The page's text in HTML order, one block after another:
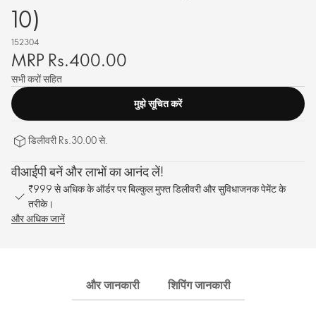
10)
152304
MRP Rs.400.00
सभी करों सहित
मुझे सूचित करें
डिलीवरी Rs.30.00 से.
वीआईपी बनें और लाभों का आनंद लें!
₹999 से अधिक के ऑर्डर पर बिल्कुल मुफ्त डिलीवरी और सुविधाजनक पेमेंट के
तरीके।
और अधिक जानें
और जानकारी शिपिंग जानकारी